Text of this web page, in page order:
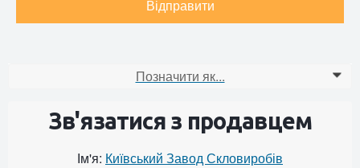
Відправити
Позначити як... 0
Зв'язатися з продавцем
Ім'я: Київський Завод Скловиробів